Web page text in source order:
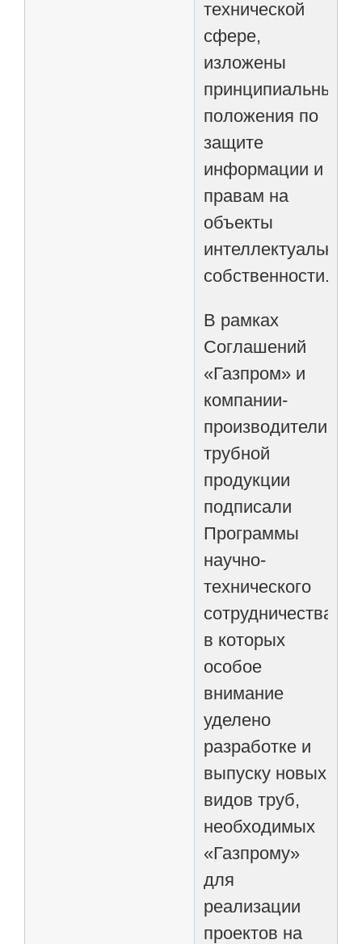
технической
сфере,
изложены
принципиальные
положения по
защите
информации и
правам на
объекты
интеллектуальной
собственности.
В рамках
Соглашений
«Газпром» и
компании-
производители
трубной
продукции
подписали
Программы
научно-
технического
сотрудничества,
в которых
особое
внимание
уделено
разработке и
выпуску новых
видов труб,
необходимых
«Газпрому»
для
реализации
проектов на